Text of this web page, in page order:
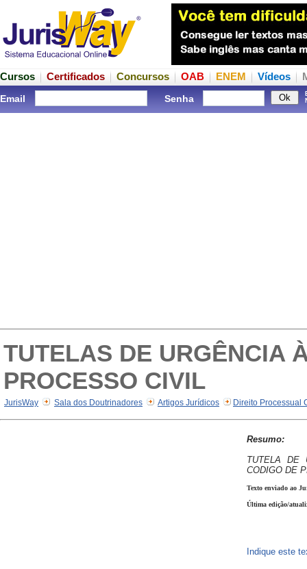
Cursos Certificados Concursos OAB ENEM Vídeos
Email Senha
TUTELAS DE URGÊNCIA
PROCESSO CIVIL
JurisWay Sala dos Doutrinadores Artigos Jurídicos Direito Processual
Resumo:
TUTELA DE
CODIGO DE
Texto enviado ao
Última edição/
Indique este